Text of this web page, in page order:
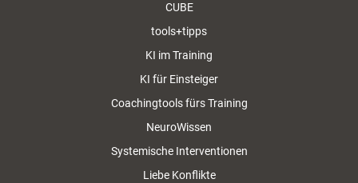
CUBE
tools+tipps
KI im Training
KI für Einsteiger
Coachingtools fürs Training
NeuroWissen
Systemische Interventionen
Liebe Konflikte